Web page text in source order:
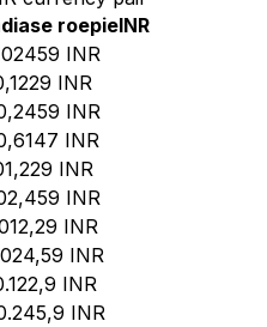
roepieINR
INR
INR
INR
INR
INR
INR
INR
INR
INR
INR